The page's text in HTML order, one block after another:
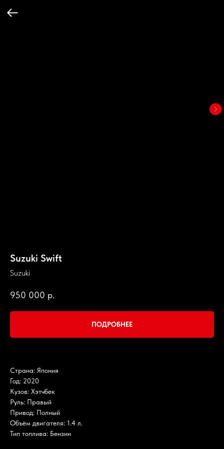
Suzuki Swift
Suzuki
950 000 р.
ПОДРОБНЕЕ
Страна: Япония
Год: 2020
Кузов: Хэтчбек
Руль: Правый
Привод: Полный
Объём двигателя: 1.4 л.
Тип топлива: Бензин